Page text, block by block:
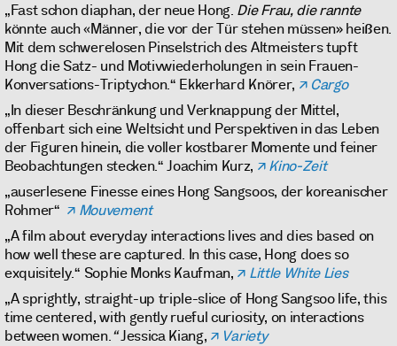
„Fast schon diaphan, der neue Hong. Die Frau, die rannte
könnte auch «Männer, die vor der Tür stehen müssen» heißen.
Mit dem schwerelosen Pinselstrich des Altmeisters tupft
Hong die Satz- und Motivwiederholungen in sein Frauen-
Konversations-Triptychon.“ Ekkerhard Knörer,
Cargo
„In dieser Beschränkung und Verknappung der Mittel,
offenbart sich eine Weltsicht und Perspektiven in das Leben
der Figuren hinein, die voller kostbarer Momente und feiner
Beobachtungen stecken.“ Joachim Kurz,
Kino-Zeit
„auserlesene Finesse eines Hong Sangsoos, der koreanischer
Rohmer“
Mouvement
„A film about everyday interactions lives and dies based on
how well these are captured. In this case, Hong does so
exquisitely.“ Sophie Monks Kaufman,
Little White Lies
„A sprightly, straight-up triple-slice of Hong Sangsoo life, this
time centered, with gently rueful curiosity, on interactions
between women.“Jessica Kiang, Variety